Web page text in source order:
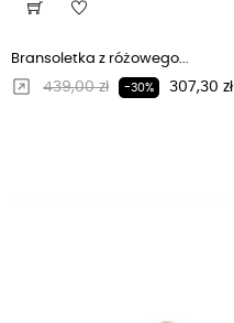
Bransoletka z różowego...
Regularna cena
439,00 zł -30% Cena
307,30 zł